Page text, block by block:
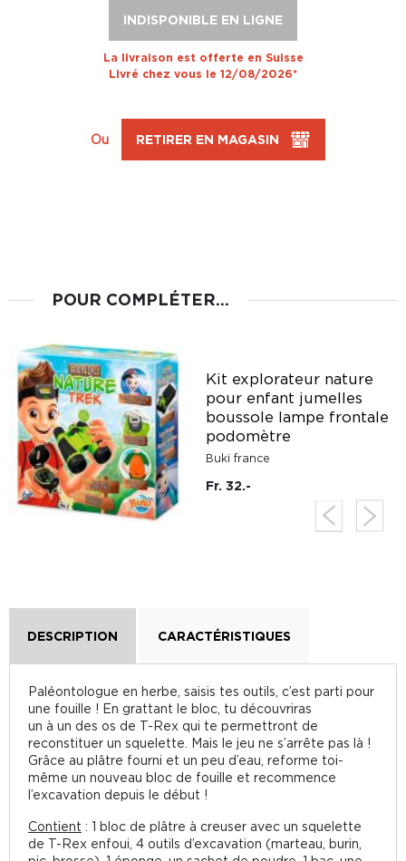
INDISPONIBLE EN LIGNE
La livraison est offerte en Suisse
Livré chez vous le 12/08/2026*
Ou RETIRER EN MAGASIN
POUR COMPLÉTER...
Kit explorateur nature
pour enfant jumelles
boussole lampe frontale
podomètre
Buki france
Fr. 32.-
DESCRIPTION CARACTÉRISTIQUES
Paléontologue en herbe, saisis tes outils, c’est parti pour
une fouille ! En grattant le bloc, tu découvriras
un à un des os de T-Rex qui te permettront de
reconstituer un squelette. Mais le jeu ne s’arrête pas là !
Grâce au plâtre fourni et un peu d’eau, reforme toi-
même un nouveau bloc de fouille et recommence
l’excavation depuis le début !
Contient : 1 bloc de plâtre à creuser avec un squelette
de T-Rex enfoui, 4 outils d’excavation (marteau, burin,